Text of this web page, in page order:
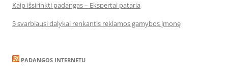
Kaip išsirinkti padangas – Ekspertai pataria
5 svarbiausi dalykai renkantis reklamos gamybos įmonę
PADANGOS INTERNETU